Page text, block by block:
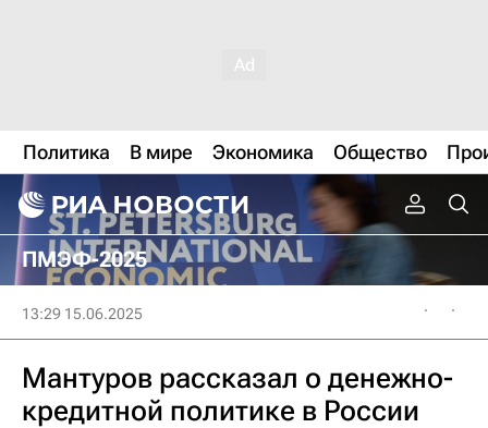
Политика В мире Экономика Общество
ПМЭФ-2025
13:29 15.06.2025
Мантуров рассказал о денежно-
кредитной политике в России